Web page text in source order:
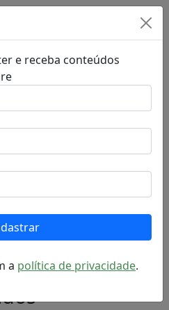
em
de
e receba conteúdos
a política de privacidade.